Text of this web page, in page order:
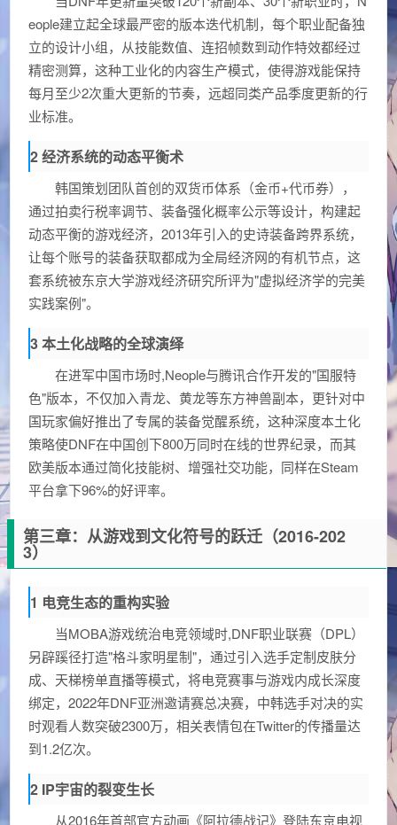
eople建立起全球最严密的版本迭代机制，每个职业配备独
立的设计小组，从技能数值、连招帧数到动作特效都经过
精密测算，这种工业化的内容生产模式，使得游戏能保持
每月至少2次重大更新的节奏，远超同类产品季度更新的行
业标准。
2 经济系统的动态平衡术
韩国策划团队首创的双货币体系（金币+代币券），
通过拍卖行税率调节、装备强化概率公示等设计，构建起
动态平衡的游戏经济，2013年引入的史诗装备跨界系统，
让每个账号的装备获取都成为全局经济网的有机节点，这
套系统被东京大学游戏经济研究所评为"虚拟经济学的完美
实践案例"。
3 本土化战略的全球演绎
在进军中国市场时,Neople与腾讯合作开发的"国服特
色"版本，不仅加入青龙、黄龙等东方神兽副本，更针对中
国玩家偏好推出了专属的装备觉醒系统，这种深度本土化
策略使DNF在中国创下800万同时在线的世界纪录，而其
欧美版本通过简化技能树、增强社交功能，同样在Steam
平台拿下96%的好评率。
第三章：从游戏到文化符号的跃迁（2016-202
3）
1 电竞生态的重构实验
当MOBA游戏统治电竞领域时,DNF职业联赛（DPL）
另辟蹊径打造"格斗家明星制"，通过引入选手定制皮肤分
成、天梯榜单直播等模式，将电竞赛事与游戏内成长深度
绑定，2022年DNF亚洲邀请赛总决赛，中韩选手对决的实
时观看人数突破2300万，相关表情包在Twitter的传播量达
到1.2亿次。
2 IP宇宙的裂变生长
从2016年首部官方动画《阿拉德战记》登陆东京电视